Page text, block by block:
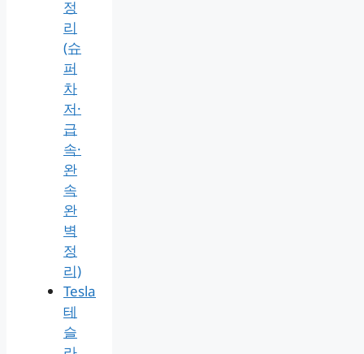
정
리
(슈
퍼
차
저·
급
속·
완
속
완
벽
정
리)
Tesla
테
슬